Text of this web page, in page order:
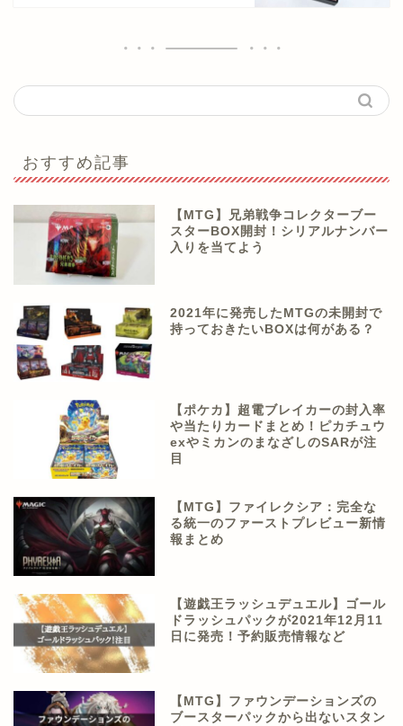
おすすめ記事
【MTG】兄弟戦争コレクターブー
スターBOX開封！シリアルナンバー
入りを当てよう
2021年に発売したMTGの未開封で
持っておきたいBOXは何がある？
【ポケカ】超電ブレイカーの封入率
や当たりカードまとめ！ピカチュウ
exやミカンのまなざしのSARが注
目
【MTG】ファイレクシア：完全な
る統一のファーストプレビュー新情
報まとめ
【遊戯王ラッシュデュエル】ゴール
ドラッシュパックが2021年12月11
日に発売！予約販売情報など
【MTG】ファウンデーションズの
ブースターパックから出ないスタン